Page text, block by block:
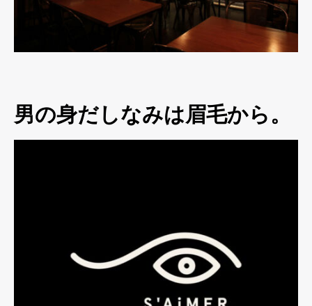
男の身だしなみは眉毛から。